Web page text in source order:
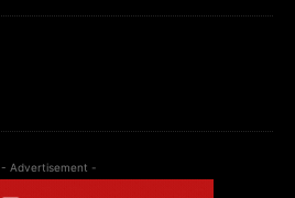
- Advertisement -